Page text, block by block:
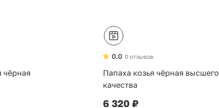
чёрная
0 отзывов
0.0
Папаха козья чёрная высшего
качества
6 320 ₽